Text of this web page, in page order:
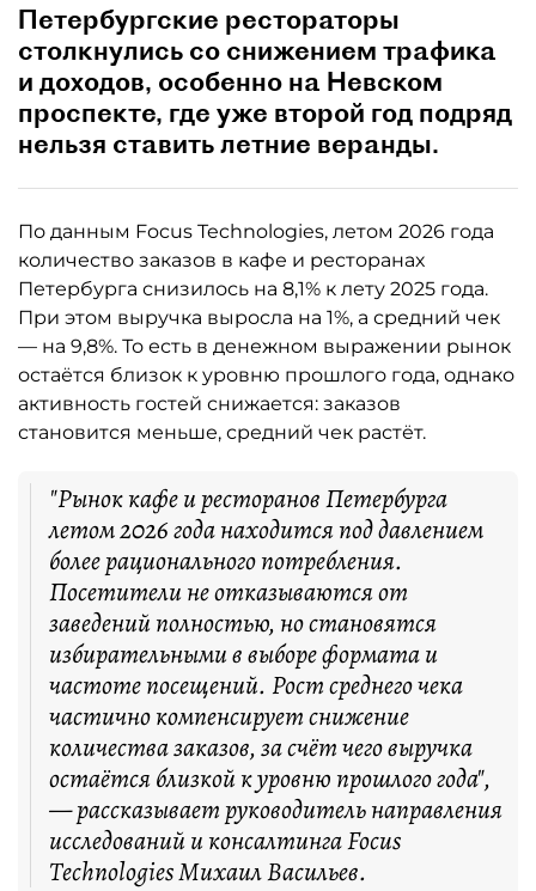
Петербургские рестораторы
столкнулись со снижением трафика
и доходов, особенно на Невском
проспекте, где уже второй год подряд
нельзя ставить летние веранды.
По данным Focus Technologies, летом 2026 года
количество заказов в кафе и ресторанах
Петербурга снизилось на 8,1% к лету 2025 года.
При этом выручка выросла на 1%, а средний чек
— на 9,8%. То есть в денежном выражении рынок
остаётся близок к уровню прошлого года, однако
активность гостей снижается: заказов
становится меньше, средний чек растёт.
"Рынок кафе и ресторанов Петербурга
летом 2026 года находится под давлением
более рационального потребления.
Посетители не отказываются от
заведений полностью, но становятся
избирательными в выборе формата и
частоте посещений. Рост среднего чека
частично компенсирует снижение
количества заказов, за счёт чего выручка
остаётся близкой к уровню прошлого года",
— рассказывает руководитель направления
исследований и консалтинга Focus
Technologies Михаил Васильев.